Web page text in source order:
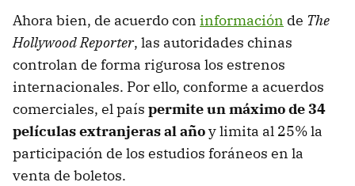
Ahora bien, de acuerdo con información de The
Hollywood Reporter, las autoridades chinas
controlan de forma rigurosa los estrenos
internacionales. Por ello, conforme a acuerdos
comerciales, el país permite un máximo de 34
películas extranjeras al añoy limita al 25% la
participación de los estudios foráneos en la
venta de boletos.